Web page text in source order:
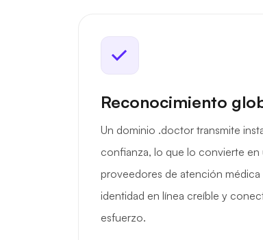
Reconocimiento
Un dominio .doctor transmite
confianza, lo que lo convierte
proveedores de atención
identidad en línea creíble y
esfuerzo.